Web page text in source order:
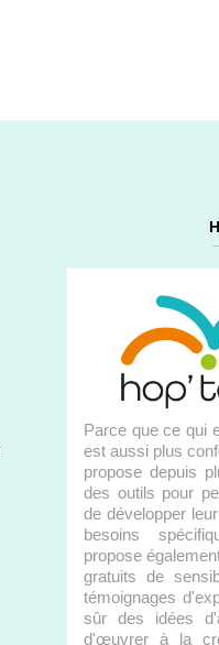
Parce que ce qui
est aussi plus
propose depuis
des outils pour
de développer
besoins
propose
gratuits de
témoignages
sûr des idées
d'œuvrer à la